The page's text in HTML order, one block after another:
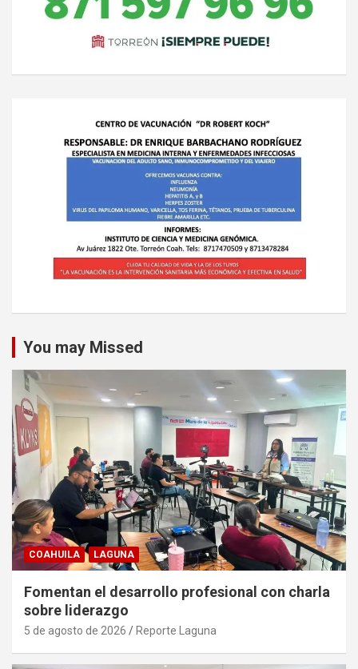
You may Missed
COAHUILA LAGUNA
Fomentan el desarrollo profesional con charla
sobre liderazgo
5 de agosto de 2026 Reporte Laguna